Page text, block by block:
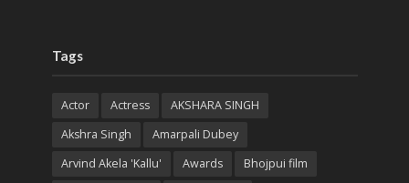
Tags
Actor Actress
AKSHARA SINGH
Akshra Singh
Amarpali Dubey
Arvind Akela 'Kallu'
Awards
Bhojpui film